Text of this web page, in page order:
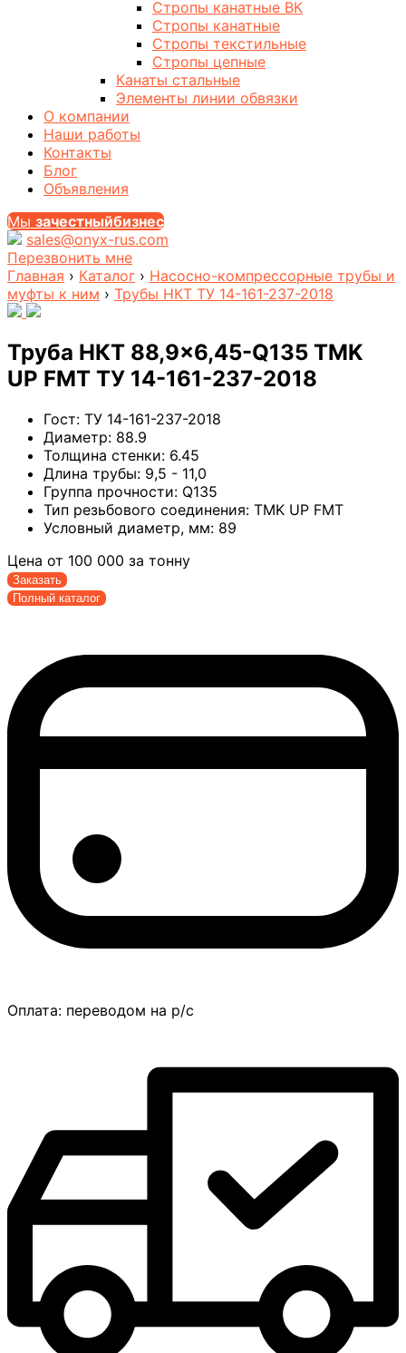
Стропы канатные ВК
Стропы канатные
Стропы текстильные
Стропы цепные
Канаты стальные
Элементы линии обвязки
О компании
Наши работы
Контакты
Блог
Объявления
Мы зачестныйбизнес
sales@onyx-rus.com
Перезвонить мне
Главная › Каталог › Насосно-компрессорные трубы и
муфты к ним › Трубы НКТ ТУ 14-161-237-2018
Труба НКТ 88,9×6,45-Q135 TMK
UP FMT ТУ 14-161-237-2018
Гост: ТУ 14-161-237-2018
Диаметр: 88.9
Толщина стенки: 6.45
Длина трубы: 9,5 - 11,0
Группа прочности: Q135
Тип резьбового соединения: TMK UP FMT
Условный диаметр, мм: 89
Цена от 100 000 за тонну
Заказать
Полный каталог
Оплата: переводом на р/с